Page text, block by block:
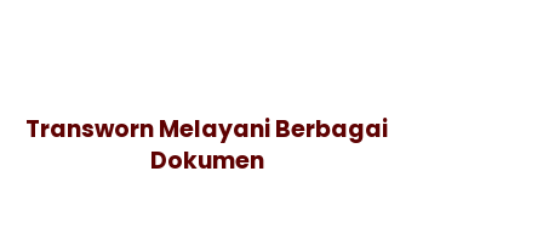
Transworn Melayani Berbagai
Dokumen